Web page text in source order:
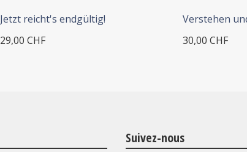
Jetzt reicht's endgültig!
29,00 CHF
Verstehen
30,00 CHF
Suivez-nous